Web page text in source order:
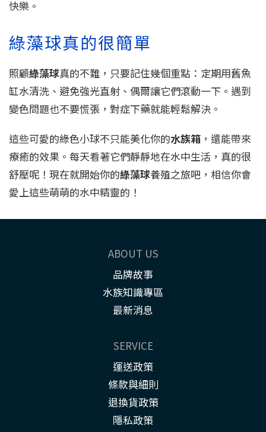
快樂。
綠藻球真的很簡單
照顧綠藻球真的不難，只要記住幾個重點：定期用舊魚
缸水清洗、避免強光直射、偶爾讓它們滾動一下。遇到
變色問題也不要慌張，對症下藥就能輕鬆解決。
這些可愛的綠色小球不只能美化你的水族箱 ，還能帶來
療癒的效果。每天看著它們靜靜地在水中生活，真的很
舒壓呢！現在就開始你的綠藻球養殖之旅吧，相信你會
愛上這些萌萌的水中精靈的！
ABOUT US
品牌故事
水族知識專區
最新消息
SERVICE
運送政策
條款與細則
退換貨政策
隱私政策